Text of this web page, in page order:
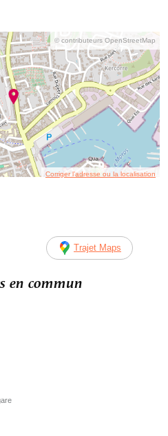
© contributeurs OpenStreetMap
Corriger l’adresse ou la localisation
Trajet Maps
en commun